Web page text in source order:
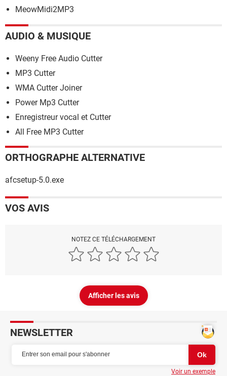
MeowMidi2MP3
AUDIO & MUSIQUE
Weeny Free Audio Cutter
MP3 Cutter
WMA Cutter Joiner
Power Mp3 Cutter
Enregistreur vocal et Cutter
All Free MP3 Cutter
ORTHOGRAPHE ALTERNATIVE
afcsetup-5.0.exe
VOS AVIS
NOTEZ CE TÉLÉCHARGEMENT
Afficher les avis
NEWSLETTER
Voir un exemple